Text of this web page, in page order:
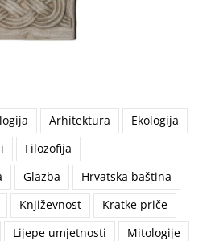
Arhitektura
Ekologija
Filozofija
Glazba
Hrvatska baština
Književnost
Kratke priče
Lijepe umjetnosti
Mitologije